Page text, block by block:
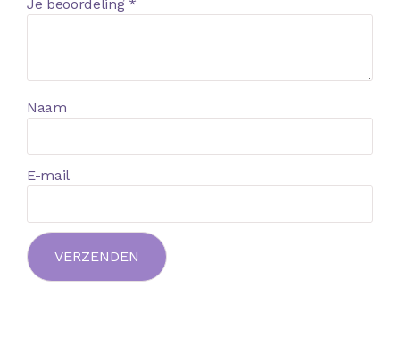
Je beoordeling*
Naam
E-mail